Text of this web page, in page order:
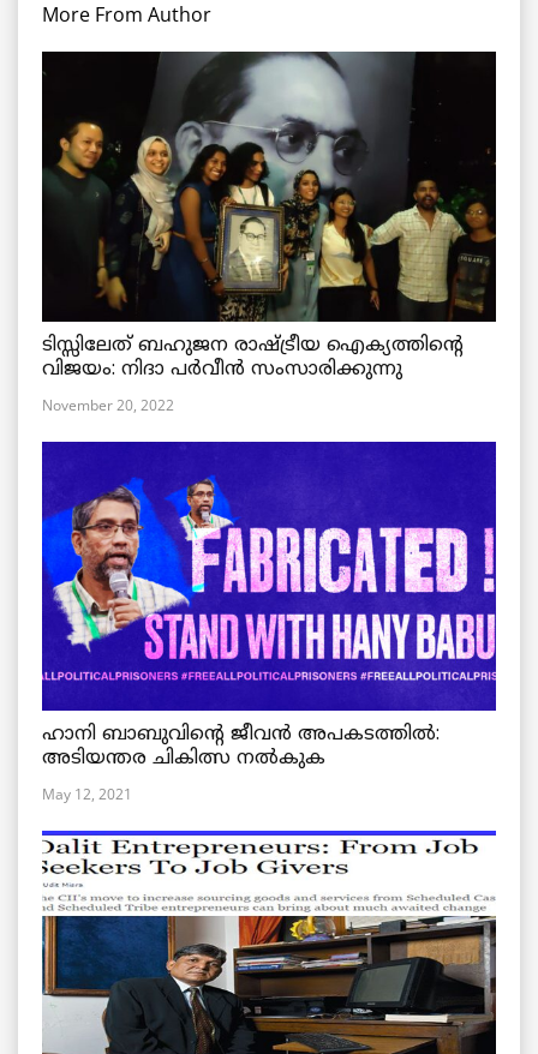
More From Author
ടിസ്സിലേത് ബഹുജന രാഷ്ട്രീയ ഐക്യത്തിന്റെ
വിജയം: നിദാ പർവീൻ സംസാരിക്കുന്നു
November 20, 2022
ഹാനി ബാബുവിന്റെ ജീവൻ അപകടത്തിൽ:
അടിയന്തര ചികിത്സ നൽകുക
May 12, 2021